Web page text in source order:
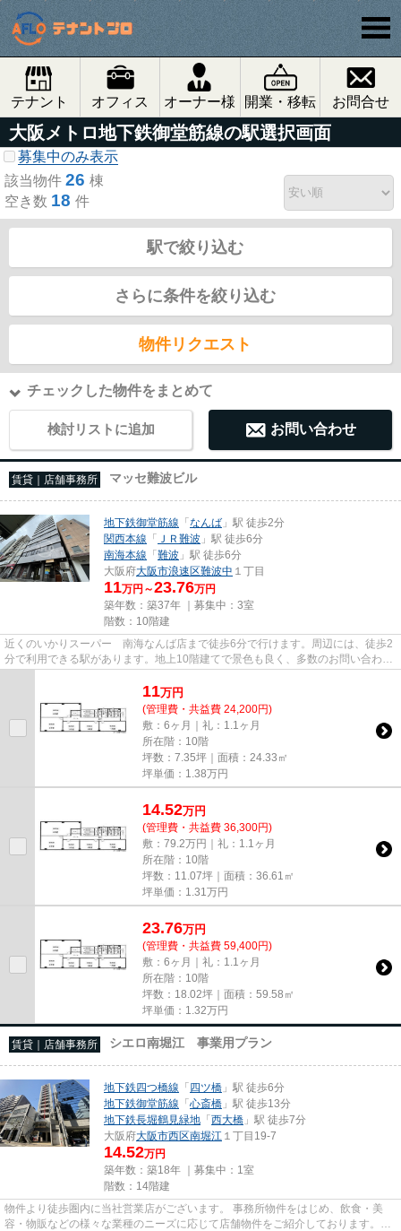
テナント オフィス オーナー様 開業・移転 お問合せ
大阪メトロ地下鉄御堂筋線の駅選択画面
募集中のみ表示
該当物件 26 棟
空き数 18 件
駅で絞り込む
さらに条件を絞り込む
物件リクエスト
チェックした物件をまとめて
検討リストに追加 お問い合わせ
賃貸｜店舗事務所 マッセ難波ビル
地下鉄御堂筋線 「なんば 」駅 徒歩2分
関西本線 「 ＪＲ難波 」駅 徒歩6分
南海本線 「難波 」駅 徒歩6分
大阪府大阪市浪速区難波中 １丁目
11万円～23.76万円
築年数：築37年 ｜募集中： 3室
階数：10階建
近くのいかりスーパー 南海なんば店まで徒歩6分で行けます。周辺には、徒歩2
分で利用できる駅があります。地上10階建てで景色も良く、多数のお問い合わせ
をいただいております。初期...
11万円
(管理費・共益費 24,200円)
敷：6ヶ月｜礼：1.1ヶ月
所在階：10階
坪数：7.35坪｜面積：24.33㎡
坪単価： 1.38万円
14.52万円
(管理費・共益費 36,300円)
敷：79.2万円｜礼：1.1ヶ月
所在階：10階
坪数：11.07坪｜面積：36.61㎡
坪単価： 1.31 万円
23.76万円
(管理費・共益費 59,400円)
敷：6ヶ月｜礼：1.1ヶ月
所在階：10階
坪数：18.02坪｜面積：59.58㎡
坪単価： 1.32万円
賃貸｜店舗事務所 シエロ南堀江 事業用プラン
地下鉄四つ橋線 「四ツ橋 」駅 徒歩6分
地下鉄御堂筋線 「心斎橋 」駅 徒歩13分
地下鉄長堀鶴見緑地 「西大橋 」駅 徒歩7分
大阪府大阪市西区南堀江 １丁目19-7
14.52万円
築年数：築18年 ｜募集中： 1室
階数：14階建
物件より徒歩圏内に当社営業店がございます。 事務所物件をはじめ、飲食・美
容・物販などの様々な業種のニーズに応じて店舗物件をご紹介しております。